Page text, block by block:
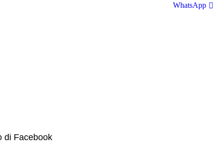
WhatsApp
di Facebook